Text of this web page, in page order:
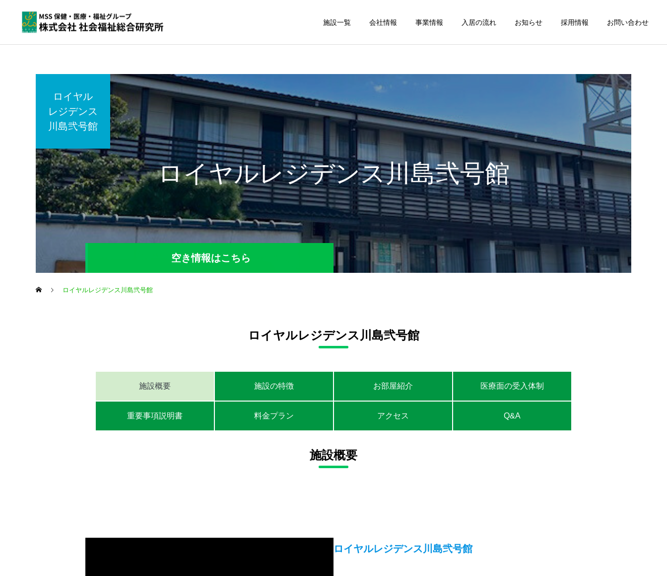
施設一覧 会社情報 事業情報 入居の流れ お知らせ 採用情報 お問い合わせ
ロイヤルレジデンス川島弐号館
ロイヤル
レジデンス
川島弐号館
空き情報はこちら
3
ロイヤルレジデンス川島弐号館
ロイヤルレジデンス川島弐号館
施設概要 施設の特徴 お部屋紹介 医療面の受入体制
重要事項説明書 料金プラン アクセス Q&A
施設概要
ロイヤルレジデンス川島弐号館